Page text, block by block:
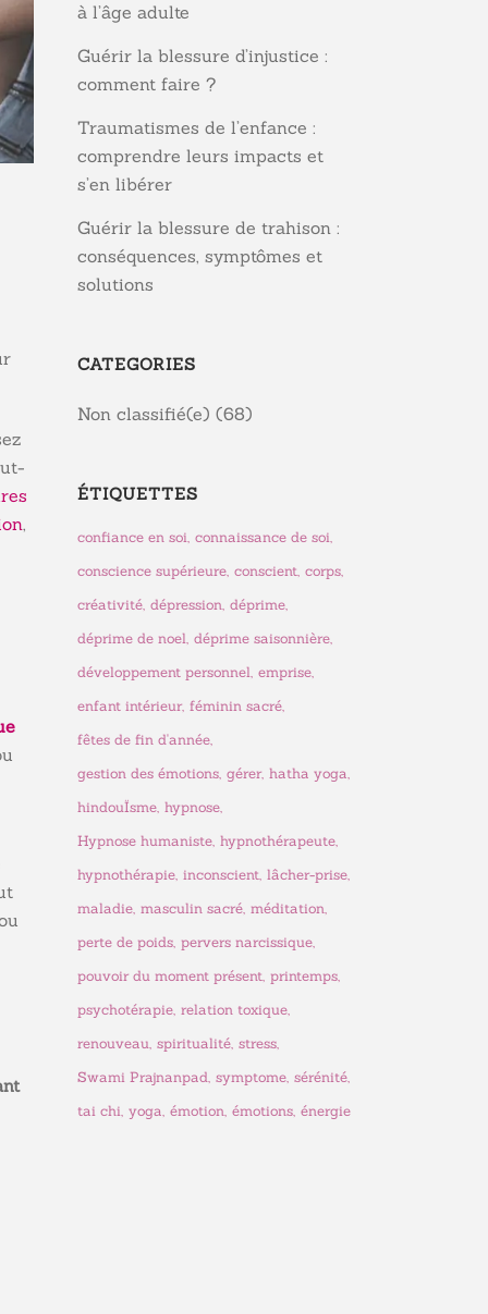
,
à l’âge adulte
Guérir la blessure d’injustice :
comment faire ?
Traumatismes de l’enfance :
comprendre leurs impacts et
s’en libérer
Guérir la blessure de trahison :
conséquences, symptômes et
solutions
CATEGORIES
Non classifié(e) (68)
ÉTIQUETTES
confiance en soi connaissance de soi
conscience supérieure conscient corps
créativité dépression déprime
déprime de noel déprime saisonnière
développement personnel emprise
enfant intérieur féminin sacré
fêtes de fin d'année
gestion des émotions gérer hatha yoga
hindouÏsme hypnose
Hypnose humaniste hypnothérapeute
hypnothérapie inconscient lâcher-prise
maladie masculin sacré méditation
perte de poids pervers narcissique
pouvoir du moment présent printemps
psychotérapie relation toxique
renouveau spiritualité stress
Swami Prajnanpad symptome sérénité
tai chi yoga émotion émotions énergie